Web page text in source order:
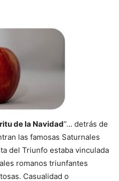
de la Navidad”… detrás de
las famosas Saturnales
del Triunfo estaba vinculada
romanos triunfantes
Casualidad o